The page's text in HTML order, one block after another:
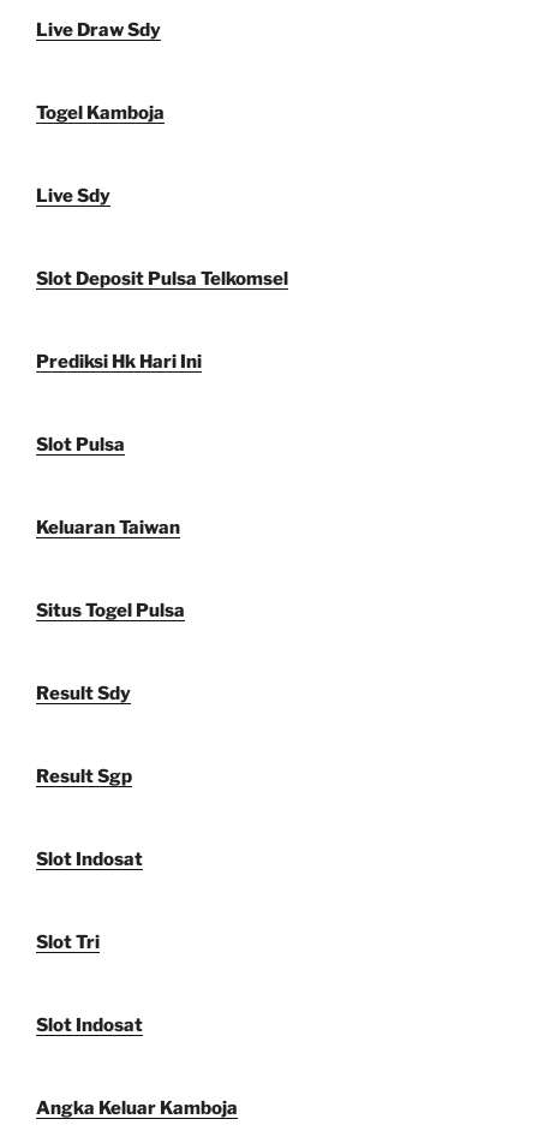
Live Draw Sdy
Togel Kamboja
Live Sdy
Slot Deposit Pulsa Telkomsel
Prediksi Hk Hari Ini
Slot Pulsa
Keluaran Taiwan
Situs Togel Pulsa
Result Sdy
Result Sgp
Slot Indosat
Slot Tri
Slot Indosat
Angka Keluar Kamboja